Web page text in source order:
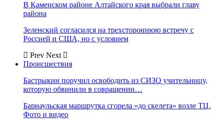
В Каменском районе Алтайского края выбрали главу
района
Зеленский согласился на трехстороннюю встречу с
Россией и США, но с условием
Prev Next
Происшествия
Бастрыкин поручил освободить из СИЗО учительницу,
которую обвинили в совращении…
Барнаульская маршрутка сгорела «до скелета» возле ТЦ.
Фото и видео